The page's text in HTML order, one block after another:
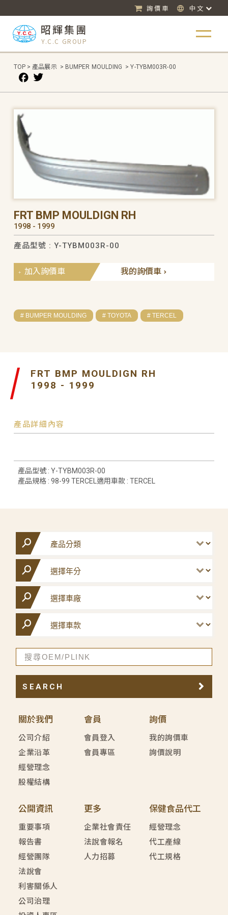
詢價車 中文
昭輝集團
Y.C.C GROUP
TOP > 產品展示 > BUMPER MOULDING > Y-TYBM003R-00
FRT BMP MOULDIGN RH
1998 - 1999
產品型號 : Y-TYBM003R-00
我的詢價車
加入詢價車
# BUMPER MOULDING # TOYOTA # TERCEL
FRT BMP MOULDIGN RH
1998 - 1999
產品詳細內容
產品型號 : Y-TYBM003R-00
產品規格 : 98-99 TERCEL適用車款 : TERCEL
關於我們
公司介紹
企業沿革
經營理念
股權結構
會員
會員登入
會員專區
詢價
我的詢價車
詢價說明
公開資訊
重要事項
報告書
經營團隊
法說會
利害關係人
公司治理
更多
企業社會責任
法說會報名
人力招募
保健食品代工
經營理念
代工產線
代工規格
SEARCH